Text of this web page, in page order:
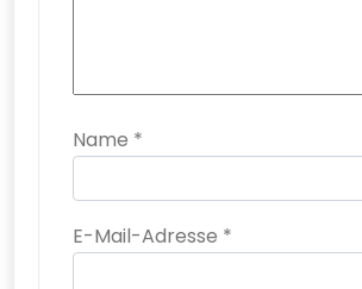
Name *
E-Mail-Adresse *